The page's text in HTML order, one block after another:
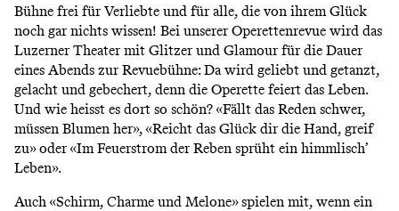
Bühne frei für Verliebte und für alle, die von ihrem Glück
noch gar nichts wissen! Bei unserer Operettenrevue wird das
Luzerner Theater mit Glitzer und Glamour für die Dauer
eines Abends zur Revuebühne: Da wird geliebt und getanzt,
gelacht und gebechert, denn die Operette feiert das Leben.
Und wie heisst es dort so schön? «Fällt das Reden schwer,
müssen Blumen her», «Reicht das Glück dir die Hand, greif
zu» oder «Im Feuerstrom der Reben sprüht ein himmlisch’
Leben».
Auch «Schirm, Charme und Melone» spielen mit, wenn ein